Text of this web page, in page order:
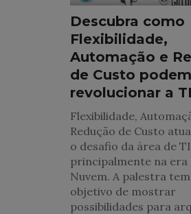
Descubra como
Flexibilidade,
Automação e
de Custo podem
revolucionar a TI
Flexibilidade,
Redução de Custo
o desafio da área de
principalmente na era
Nuvem. A palestra
objetivo de mostrar
possibilidades para